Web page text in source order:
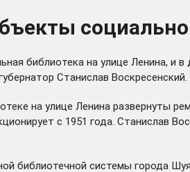
библиотека на улице Ленина, и
Станислав Воскресенский.
на улице Ленина развернуты
с 1951 года. Станислав
библиотечной системы города